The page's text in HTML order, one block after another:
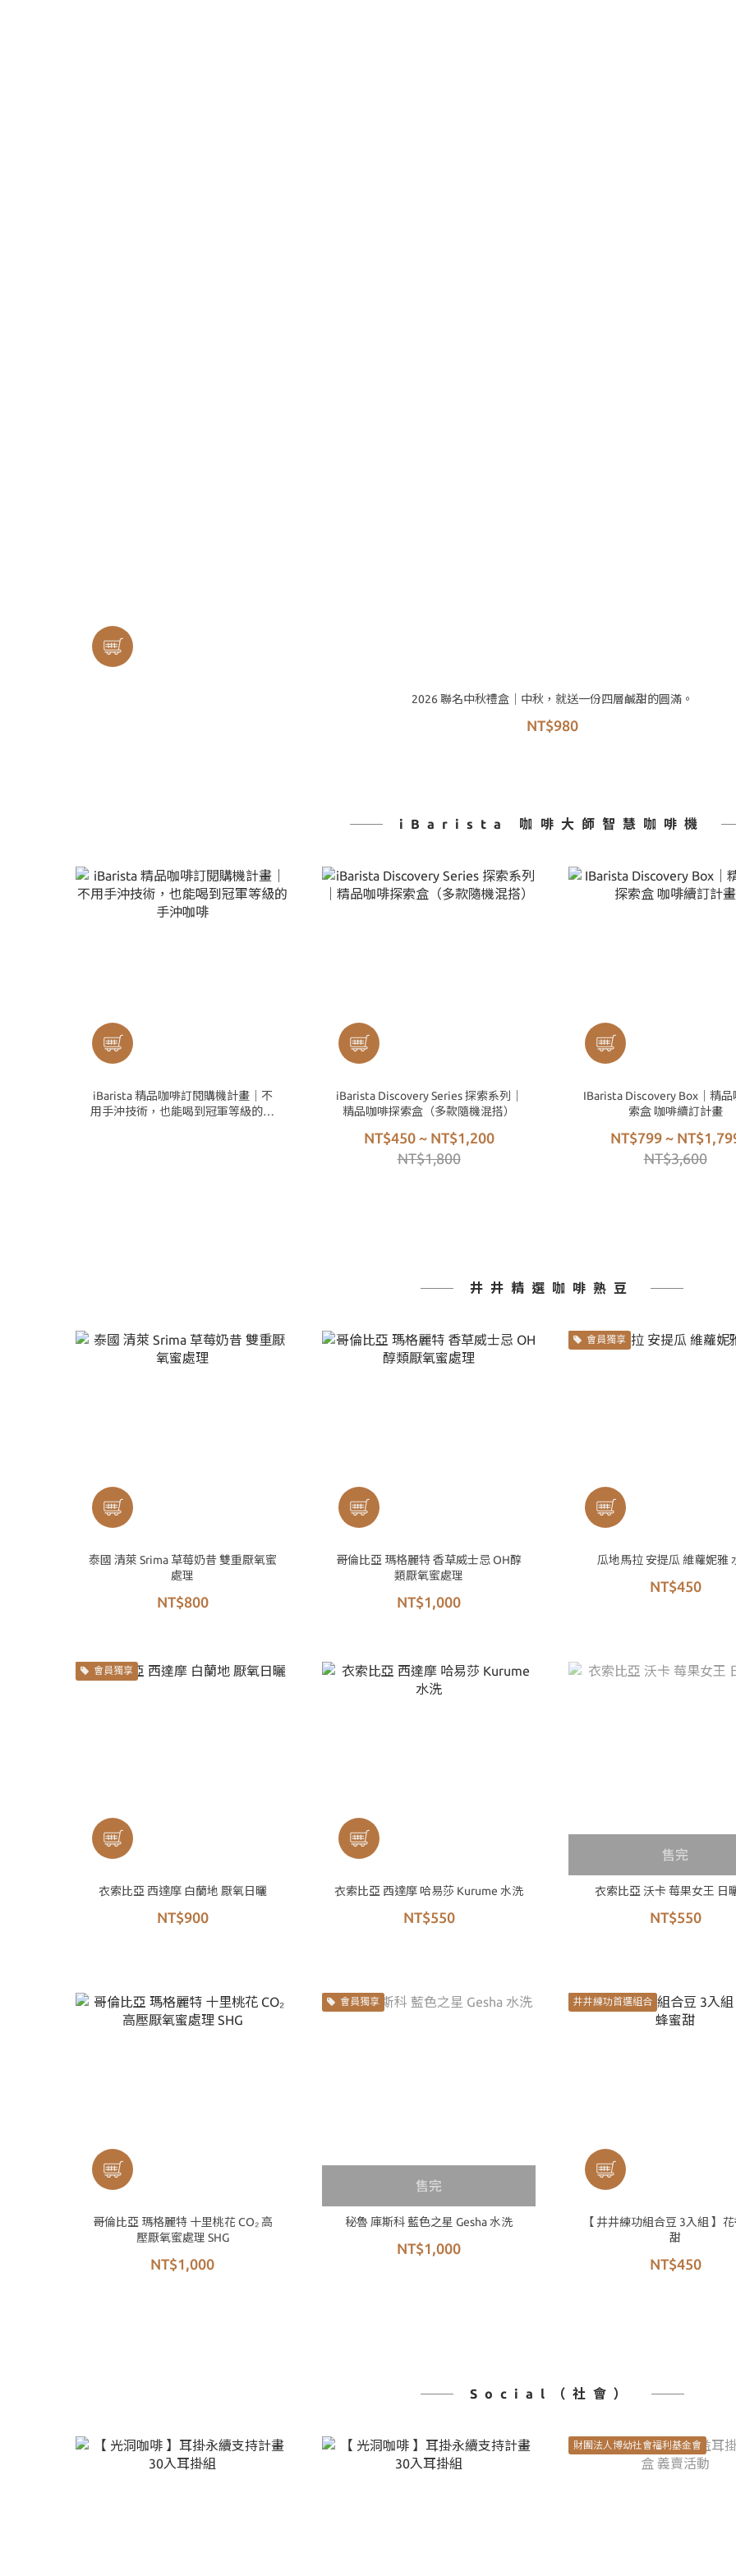
2026 聯名中秋禮盒｜中秋，就送一份四層鹹甜的圓滿。
NT$980
iBarista 咖啡大師智慧咖啡機
iBarista 精品咖啡訂閱購機計畫｜不
用手沖技術，也能喝到冠軍等級的手
iBarista Discovery Series 探索系列｜
精品咖啡探索盒（多款隨機混搭）
NT$450 ~ NT$1,200
NT$1,800
IBarista Discovery Box｜精品
索盒 咖啡續訂計畫
NT$799 ~
NT$3,600
井井精選咖啡熟豆
泰國 清萊 Srima 草莓奶昔 雙重厭氧蜜
處理
NT$800
哥倫比亞 瑪格麗特 香草威士忌 OH醇
類厭氧蜜處理
NT$1,000
會員獨享
瓜地馬拉 安提瓜 維蘿妮雅
NT$450
會員獨享
衣索比亞 西達摩 白蘭地 厭氧日曬
NT$900
衣索比亞 西達摩 哈易莎 Kurume 水洗
NT$550
售完
衣索比亞 沃卡 莓果女王 日
NT$550
哥倫比亞 瑪格麗特 十里桃花 CO₂ 高
壓厭氧蜜處理 SHG
NT$1,000
會員獨享
售完
秘魯 庫斯科 藍色之星 Gesha 水洗
NT$1,000
井井練功首選組合
【 井井練功組合豆 3入組 】
甜
NT$450
Social（社會）
財團法人博幼社會福利基金會